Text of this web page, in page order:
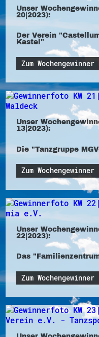
Unser
20|2023):
Der Verein
Kastel"
Zum
Unser
13|2023):
Die "Tanzgruppe
Zum
Unser
22|2023):
Das
Zum